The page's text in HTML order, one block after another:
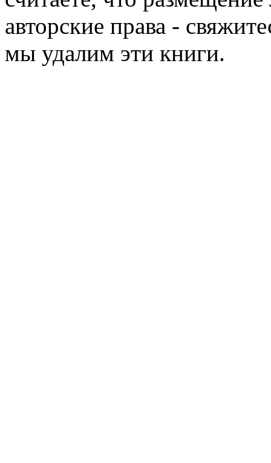
авторские права -
мы удалим эти книги.